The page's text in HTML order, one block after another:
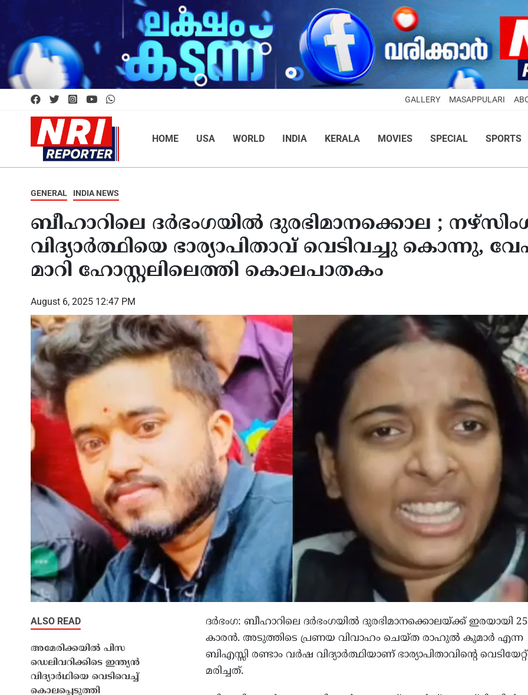
GALLERY MASAPPULARI
HOME USA WORLD INDIA KERALA MOVIES SPECIAL SPORTS
GENERAL INDIA NEWS
ബീഹാറിലെ ദര്‍ഭംഗയില്‍ ദുരഭിമാനക്കൊല ;
വിദ്യാര്‍ത്ഥിയെ ഭാര്യാപിതാവ് വെടിവച്ചു കൊന്നു,
മാറി ഹോസ്റ്റലിലെത്തി കൊലപാതകം
August 6, 2025 12:47 PM
ദര്‍ഭംഗ: ബീഹാറിലെ ദര്‍ഭംഗയില്‍ ദുരഭിമാനക്കൊലയ്ക്ക് ഇരയായി 25
കാരന്‍. അടുത്തിടെ പ്രണയ വിവാഹം ചെയ്ത രാഹുല്‍ കുമാര്‍ എന്ന
ബിഎസ്സി രണ്ടാം വര്‍ഷ വിദ്യാര്‍ത്ഥിയാണ് ഭാര്യാപിതാവിന്റെ വെടിയേറ്റ്
മരിച്ചത്.
ALSO READ
അമേരിക്കയിൽ പിസ
ഡെലിവറിക്കിടെ ഇന്ത്യൻ
വിദ്യാർഥിയെ വെടിവെച്ച്
കൊലപ്പെടുത്തി
നാടകീയ
എഫ്.ഡി.എ
ഖമേനിയെ ബന്ധപ്പെടാനാകുന്നില്ല;
ഇറാൻ്റെ ആഭ്യന്തര രാഷ്ട്രീയത്തിൽ
അനിശ്ചിതത്വം പുകയുന്നു
സമാധാന ചർച്ചകൾക്കിടെ
ഹോർമുസിൽ വീണ്ടും സ്ഫോടനം;
ഒമാൻ തീരത്ത് വാണിജ്യ ടാങ്കറിന്
സമീപം ഇരട്ട സ്ഫോടനമെന്ന് ബ്രിട്ടീഷ്
നാവികസേന, എണ്ണച്ചോർച്ചയില്ലെന്ന്
പ്രാഥമിക വിവരം
ഇറാൻ്റെ ആണവമോഹം
ചർച്ചകൾ
യുഎസിന് ശുഭപ്രതീക്ഷ,
കുറയും: ജെ.ഡി വാൻസ്